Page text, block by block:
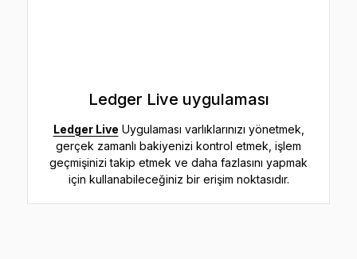
Ledger Live uygulaması
Ledger Live Uygulaması varlıklarınızı yönetmek,
gerçek zamanlı bakiyenizi kontrol etmek, işlem
geçmişinizi takip etmek ve daha fazlasını yapmak
için kullanabileceğiniz bir erişim noktasıdır.